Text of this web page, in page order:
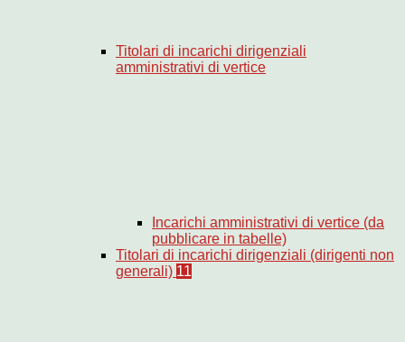
Titolari di incarichi dirigenziali
amministrativi di vertice
Incarichi amministrativi di vertice (da
pubblicare in tabelle)
Titolari di incarichi dirigenziali (dirigenti non
generali) 11